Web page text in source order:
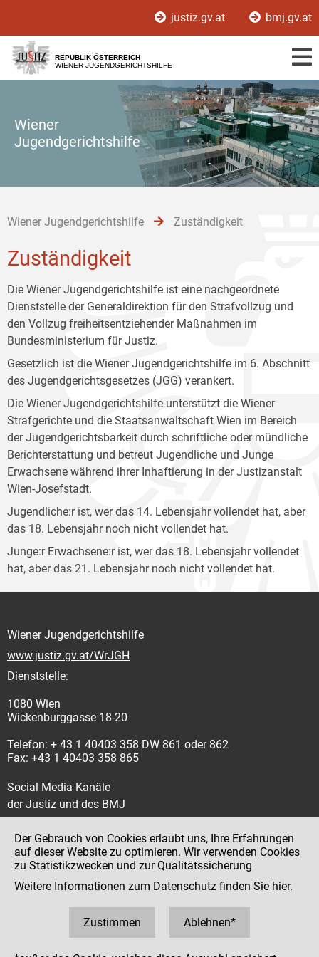
[1]
[2]
[3]
justiz.gv.at bmj.gv.at
REPUBLIK ÖSTERREICH
WIENER JUGENDGERICHTSHILFE
Wiener
Jugendgerichtshilfe
Wiener Jugendgerichtshilfe Zuständigkeit
Zuständigkeit
Die Wiener Jugendgerichtshilfe ist eine nachgeordnete
Dienststelle der Generaldirektion für den Strafvollzug und
den Vollzug freiheitsentziehender Maßnahmen im
Bundesministerium für Justiz.
Gesetzlich ist die Wiener Jugendgerichtshilfe im 6. Abschnitt
des Jugendgerichtsgesetzes (JGG) verankert.
Die Wiener Jugendgerichtshilfe unterstützt die Wiener
Strafgerichte und die Staatsanwaltschaft Wien im Bereich
der Jugendgerichtsbarkeit durch schriftliche oder mündliche
Berichterstattung und betreut Jugendliche und Junge
Erwachsene während ihrer Inhaftierung in der Justizanstalt
Wien-Josefstadt.
Jugendliche:r ist, wer das 14. Lebensjahr vollendet hat, aber
das 18. Lebensjahr noch nicht vollendet hat.
Junge:r Erwachsene:r ist, wer das 18. Lebensjahr vollendet
hat, aber das 21. Lebensjahr noch nicht vollendet hat.
Wiener Jugendgerichtshilfe
www.justiz.gv.at/WrJGH
Dienststelle:
1080 Wien
Wickenburggasse 18-20
Telefon: + 43 1 40403 358 DW 861 oder 862
Fax: +43 1 40403 358 865
Social Media Kanäle
der Justiz und des BMJ
Impressum
Datenschutz
Hinweisgeber:innenplattform (für Mitarbeiter:innen)
Der Gebrauch von Cookies erlaubt uns, Ihre Erfahrungen
auf dieser Website zu optimieren. Wir verwenden Cookies
zu Statistikzwecken und zur Qualitätssicherung
Weitere Informationen zum Datenschutz finden Sie hier.
Zustimmen Ablehnen*